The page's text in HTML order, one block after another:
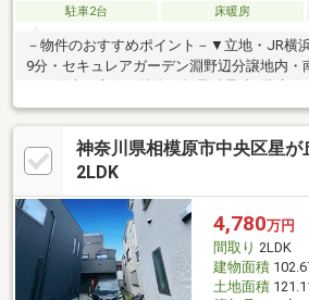
駐車2台
床暖房
－物件のおすすめポイント－▼立地・JR横
9分・セキュレアガーデン淵野辺分譲地内・
り、陽当り良好▼特徴・軽量鉄骨造2階建・
室は2面採光設計・コミュニケーションを取
段・対面式キッチン・WIC等、随所に収納
近・公園に防犯カメラ有▼設備・床暖房(LD)
ガラス・エネファーム▼周辺環境・業務スー
━━━━━・・・物件の詳細・ご相談はお気
ださい。
神奈川県相模原市中央区星が
2LDK
4,780万円
間取り 2LDK
建物面積
土地面積